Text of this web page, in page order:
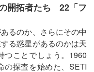
開拓者たち 22「フ
るのか、さらにその中
る惑星があるのかは天
つことでしょう。1960
の探査を始めた、SETI